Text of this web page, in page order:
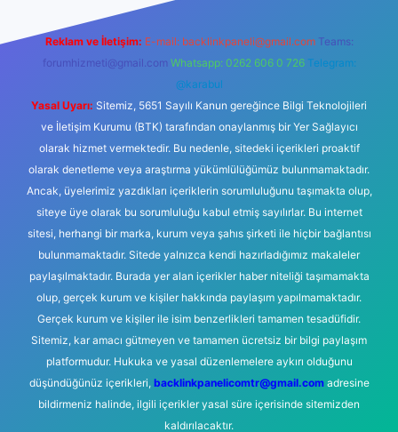
Reklam ve İletişim: E-mail: backlinkpaneli@gmail.com Teams:
forumhizmeti@gmail.com Whatsapp: 0262 606 0 726 Telegram:
@karabul
Yasal Uyarı: Sitemiz, 5651 Sayılı Kanun gereğince Bilgi Teknolojileri
ve İletişim Kurumu (BTK) tarafından onaylanmış bir Yer Sağlayıcı
olarak hizmet vermektedir. Bu nedenle, sitedeki içerikleri proaktif
olarak denetleme veya araştırma yükümlülüğümüz bulunmamaktadır.
Ancak, üyelerimiz yazdıkları içeriklerin sorumluluğunu taşımakta olup,
siteye üye olarak bu sorumluluğu kabul etmiş sayılırlar. Bu internet
sitesi, herhangi bir marka, kurum veya şahıs şirketi ile hiçbir bağlantısı
bulunmamaktadır. Sitede yalnızca kendi hazırladığımız makaleler
paylaşılmaktadır. Burada yer alan içerikler haber niteliği taşımamakta
olup, gerçek kurum ve kişiler hakkında paylaşım yapılmamaktadır.
Gerçek kurum ve kişiler ile isim benzerlikleri tamamen tesadüfidir.
Sitemiz, kar amacı gütmeyen ve tamamen ücretsiz bir bilgi paylaşım
platformudur. Hukuka ve yasal düzenlemelere aykırı olduğunu
düşündüğünüz içerikleri, backlinkpanelicomtr@gmail.comadresine
bildirmeniz halinde, ilgili içerikler yasal süre içerisinde sitemizden
kaldırılacaktır.